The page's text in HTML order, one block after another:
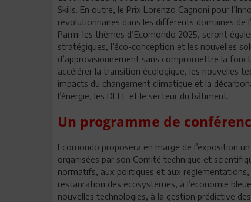
Skills. En outre, le Prix Lorenzo Cagnoni pour
révolutionnaires dans les différents domaines de
Parmi les thèmes d’Ecomondo 2025, seront
stratégiques, l’éco-conception et les nouvelles
d’approvisionnement sans compromettre la
accélérer la transition écologique, les nouvelles
impacts du changement climatique et la
l’énergie, les DEEE et le secteur du bâtiment.
Un programme de
Ecomondo proposera en marge de l’exposition
organisées par son Comité technique et
normatifs, aux politiques et aux
restauration des écosystèmes, à l’économie
nouvelles technologies, à la gestion prédictive